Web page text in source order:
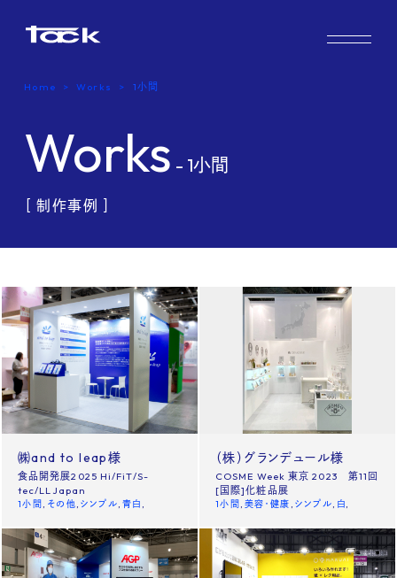
Works
Service
Company
Blog
Recruit
Contact us
News Site policy
X
Instagram
Home Works 1小間
Works - 1小間
［ 制作事例 ］
㈱and to leap様
食品開発展2025 Hi/FiT/S-
tec/LLJapan
1小間 その他 シンプル 青白
（株）グランデュール様
COSME Week 東京 2023 第11回
[国際]化粧品展
1小間 美容・健康 シンプル 白